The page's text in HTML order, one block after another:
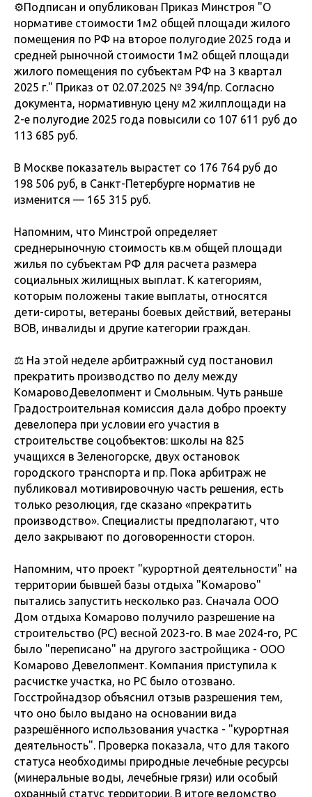
⚙️Подписан и опубликован Приказ Минстроя "О
нормативе стоимости 1м2 общей площади жилого
помещения по РФ на второе полугодие 2025 года и
средней рыночной стоимости 1м2 общей площади
жилого помещения по субъектам РФ на 3 квартал
2025 г." Приказ от 02.07.2025 № 394/пр. Согласно
документа, нормативную цену м2 жилплощади на
2-е полугодие 2025 года повысили со 107 611 руб до
113 685 руб.
В Москве показатель вырастет со 176 764 руб до
198 506 руб, в Санкт-Петербурге норматив не
изменится — 165 315 руб.
Напомним, что Минстрой определяет
среднерыночную стоимость кв.м общей площади
жилья по субъектам РФ для расчета размера
социальных жилищных выплат. К категориям,
которым положены такие выплаты, относятся
дети-сироты, ветераны боевых действий, ветераны
ВОВ, инвалиды и другие категории граждан.
⚖️ На этой неделе арбитражный суд постановил
прекратить производство по делу между
КомаровоДевелопмент и Смольным. Чуть раньше
Градостроительная комиссия дала добро проекту
девелопера при условии его участия в
строительстве соцобъектов: школы на 825
учащихся в Зеленогорске, двух остановок
городского транспорта и пр. Пока арбитраж не
публиковал мотивировочную часть решения, есть
только резолюция, где сказано «прекратить
производство». Специалисты предполагают, что
дело закрывают по договоренности сторон.
Напомним, что проект "курортной деятельности" на
территории бывшей базы отдыха "Комарово"
пытались запустить несколько раз. Сначала ООО
Дом отдыха Комарово получило разрешение на
строительство (РС) весной 2023-го. В мае 2024-го, РС
было "переписано" на другого застройщика - ООО
Комарово Девелопмент. Компания приступила к
расчистке участка, но РС было отозвано.
Госстройнадзор объяснил отзыв разрешения тем,
что оно было выдано на основании вида
разрешённого использования участка - "курортная
деятельность". Проверка показала, что для такого
статуса необходимы природные лечебные ресурсы
(минеральные воды, лечебные грязи) или особый
охранный статус территории. В итоге ведомство